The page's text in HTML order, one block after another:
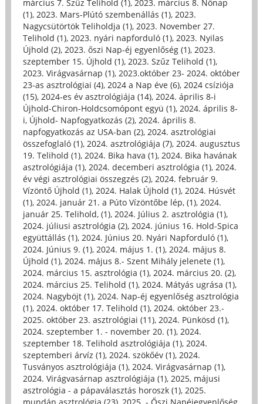
március 7. Szűz Telihold (1), 2023. március 8. Nőnap
(1), 2023. Mars-Plútó szembenállás (1), 2023.
Nagycsütörtök Teliholdja (1), 2023. November 27.
Telihold (1), 2023. nyári napforduló (1), 2023. Nyilas
Újhold (2), 2023. őszi Nap-éj egyenlőség (1), 2023.
szeptember 15. Újhold (1), 2023. Szűz Telihold (1),
2023. Virágvasárnap (1), 2023.október 23- 2024. október
23-as asztrológiai (4), 2024 a Nap éve (6), 2024 csíziója
(15), 2024-es év asztrológiája (14), 2024. április 8-i
Újhold-Chiron-Holdcsomópont együ (1), 2024. április 8-
i, Újhold- Napfogyatkozás (2), 2024. április 8.
napfogyatkozás az USA-ban (2), 2024. asztrológiai
összefoglaló (1), 2024. asztrológiája (7), 2024. augusztus
19. Telihold (1), 2024. Bika hava (1), 2024. Bika havának
asztrológiája (1), 2024. decemberi asztrológia (1), 2024.
év végi asztrológiai összegzés (2), 2024. február 9.
Vízöntő Újhold (1), 2024. Halak Újhold (1), 2024. Húsvét
(1), 2024. január 21. a Púto Vízöntőbe lép, (1), 2024.
január 25. Telihold, (1), 2024. Július 2. asztrológia (1),
2024. júliusi asztrológia (2), 2024. június 16. Hold-Spica
együttállás (1), 2024. Június 20. Nyári Napforduló (1),
2024. Június 9. (1), 2024. május 1. (1), 2024. május 8.
Újhold (1), 2024. május 8.- Szent Mihály jelenete (1),
2024. március 15. asztrológia (1), 2024. március 20. (2),
2024. március 25. Telihold (1), 2024. Mátyás ugrása (1),
2024. Nagyböjt (1), 2024. Nap-éj egyenlőség asztrológia
(1), 2024. október 17. Telihold (1), 2024. október 23.-
2025. október 23. asztrológiai (11), 2024. Pünkösd (1),
2024. szeptember 1. - november 20. (1), 2024.
szeptember 18. Telihold asztrológiája (1), 2024.
szeptemberi árvíz (1), 2024. szökőév (1), 2024.
Tusványos asztrológiája (1), 2024. Virágvasárnap (1),
2024. Virágvasárnap asztrológiája (1), 2025, májusi
asztrológia - a pápaválasztás horoszk (1), 2025.
mundán asztrológia (23), 2025. - Őszi Napéjegyenlőség